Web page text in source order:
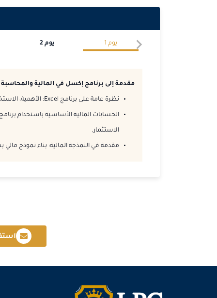
يوم 1 يوم 2
مقدمة إلى برنامج إكسل في المالية والمحاسبة
نظرة عامة على برنامج Excel: الأهمية، الاستخدامات والوظائف الأساسية.
الاستثمار.
مقدمة في النمذجة المالية: بناء نموذج